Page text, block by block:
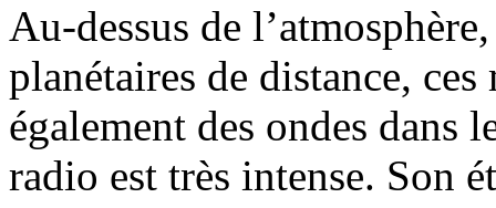
Au-dessus de
planétaires de distance,
également des ondes dans
radio est très intense. Son